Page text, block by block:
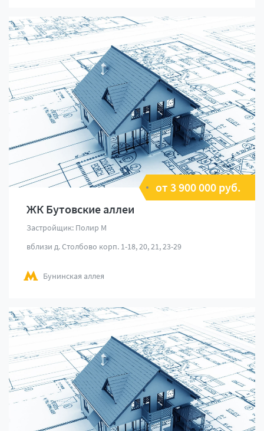
от 3 900 000 руб.
ЖК Бутовские аллеи
Застройщик: Полир М
вблизи д. Столбово корп. 1-18, 20, 21, 23-29
Бунинская аллея